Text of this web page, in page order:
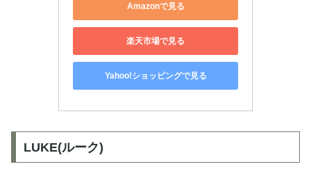
Amazonで見る
楽天市場で見る
Yahoo!ショッピングで見る
LUKE(ルーク)